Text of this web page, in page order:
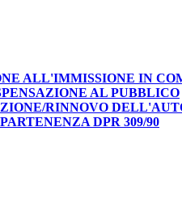
ALL'IMMISSIONE IN
AL PUBBLICO
RINNOVO
DPR 309/90